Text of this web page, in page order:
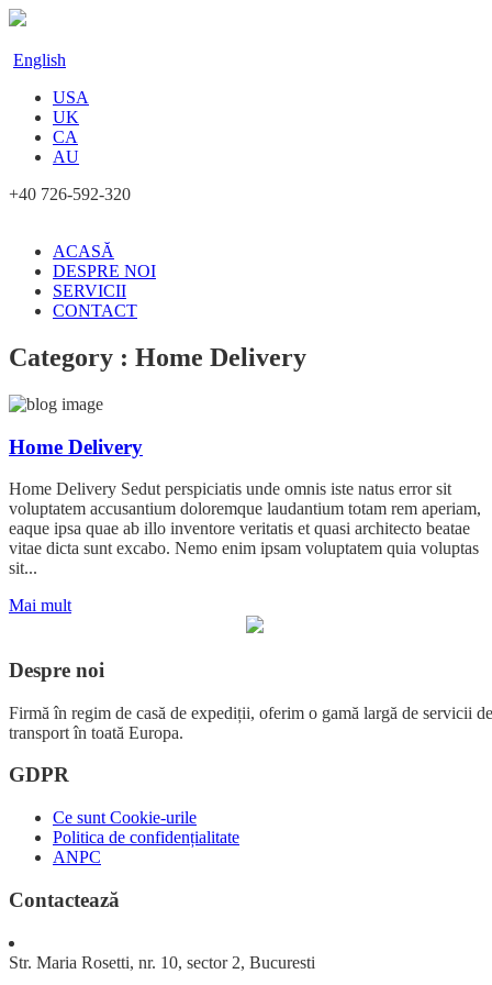
English
USA
UK
CA
AU
+40 726-592-320
ACASĂ
DESPRE NOI
SERVICII
CONTACT
Category : Home Delivery
Home Delivery
Home Delivery Sedut perspiciatis unde omnis iste natus error sit
voluptatem accusantium doloremque laudantium totam rem aperiam,
eaque ipsa quae ab illo inventore veritatis et quasi architecto beatae
vitae dicta sunt excabo. Nemo enim ipsam voluptatem quia voluptas
sit...
Mai mult
Despre noi
Firmă în regim de casă de expediții, oferim o gamă largă de servicii de
transport în toată Europa.
GDPR
Ce sunt Cookie-urile
Politica de confidențialitate
ANPC
Contactează
Str. Maria Rosetti, nr. 10, sector 2, Bucuresti